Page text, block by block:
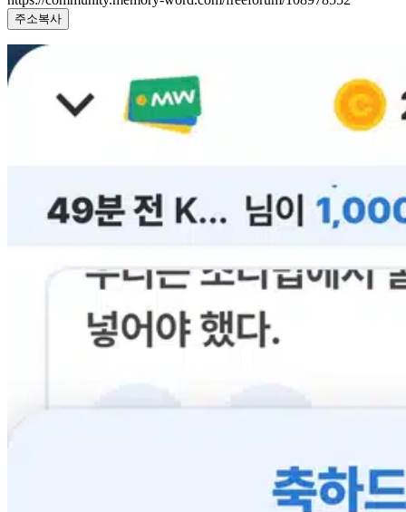
주소복사